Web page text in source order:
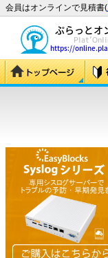
会員はオンラインで見積書(